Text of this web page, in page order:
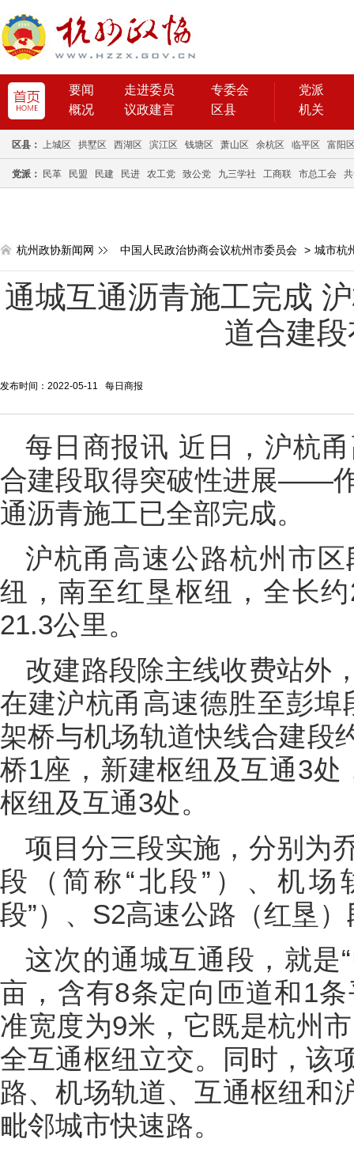
要闻 走进委员
专委会
概况
议政建言 区县
党派
机关
区县： 上城区 拱墅区 西湖区 滨江区 钱塘区 萧山区 余杭区 临平区 富阳
党派： 民革 民盟 民建 民进 农工党 致公党 九三学社 工商联 市总工会
杭州政协新闻网 中国人民政治协商会议杭州市委员会 > 城市杭
通城互通沥青施工完成
道合建
发布时间：2022-05-11 每日商报
每日商报讯 近日，沪杭
合建段取得突破性进展——
通沥青施工已全部完成。
沪杭甬高速公路杭州市
纽，南至红垦枢纽，全长
21.3公里。
改建路段除主线收费站外
在建沪杭甬高速德胜至彭
架桥与机场轨道快线合建段
桥1座，新建枢纽及互通3
枢纽及互通3处。
项目分三段实施，分别为
段（简称“北段”）、机
段”）、S2高速公路（红垦
这次的通城互通段，就是
亩，含有8条定向匝道和1
准宽度为9米，它既是杭州
全互通枢纽立交。同时，该
路、机场轨道、互通枢纽和
毗邻城市快速路。